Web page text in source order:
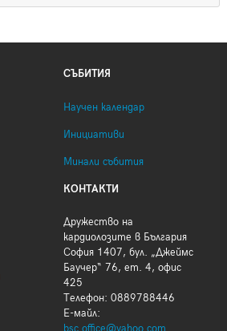
СЪБИТИЯ
Научен календар
Инициативи
Минали събития
КОНТАКТИ
Дружество на
кардиолозите в България
София 1407, бул. „Джеймс
Баучер“ 76, ет. 4, офис
425
Телефон: 0889788446
Е-майл: